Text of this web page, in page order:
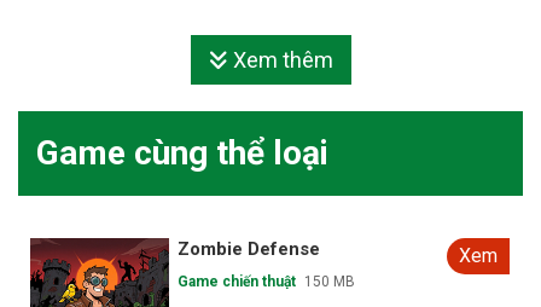
Xem thêm
Game cùng thể loại
Zombie Defense
Game chiến thuật 150 MB
Xem